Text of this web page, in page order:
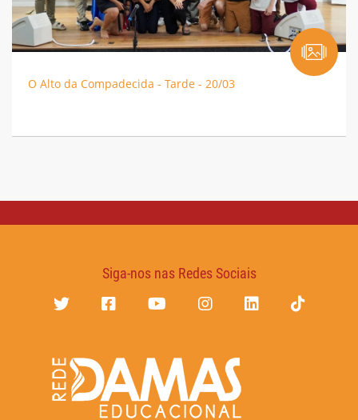
O Alto da Compadecida - Tarde - 20/03
Siga-nos nas Redes Sociais